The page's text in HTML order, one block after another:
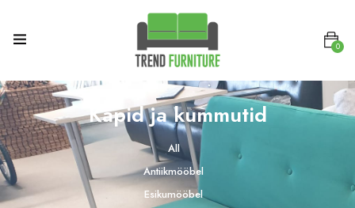
0
Kapid ja kummutid
All
Antiikmööbel
Esikumööbel